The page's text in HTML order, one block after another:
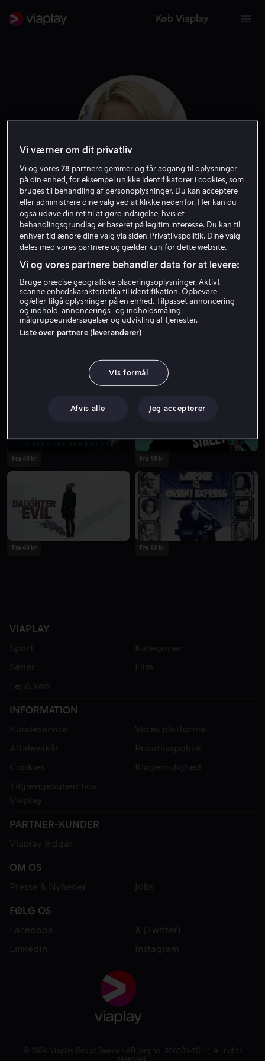
Køb Viaplay
Lucy Boynton
Skuespiller
Fra 49 kr
Fra 49 kr Fra 49 kr
Fra 49 kr Fra 49 kr
VIAPLAY
Sport
Kategorier
Serier
Film
Lej & køb
INFORMATION
Kundeservice
Vores platforme
Aftalevilkår
Privatlivspolitik
Cookies
Klagemulighed
Tilgængelighed hos
Viaplay
PARTNER-KUNDER
Viaplay indgår
OM OS
Presse & Nyheder
Jobs
FØLG OS
Facebook
X (Twitter)
LinkedIn
Instagram
© 2026 Viaplay Group Sweden AB (org.no: 556304-7041). All rights
reserved.
Vi værner om dit privatliv
Vi og vores78 partnere gemmer og får adgang til oplysninger
på din enhed, for eksempel unikke identifikatorer i cookies, som
bruges til behandling af personoplysninger. Du kan acceptere
eller administrere dine valg ved at klikke nedenfor. Her kan du
også udøve din ret til at gøre indsigelse, hvis et
behandlingsgrundlag er baseret på legitim interesse. Du kan til
enhver tid ændre dine valg via siden Privatlivspolitik. Dine valg
deles med vores partnere og gælder kun for dette website.
Vi og vores partnere behandler data for at levere:
Bruge præcise geografiske placeringsoplysninger. Aktivt
scanne enhedskarakteristika til identifikation. Opbevare
og/eller tilgå oplysninger på en enhed. Tilpasset annoncering
og indhold, annoncerings- og indholdsmåling,
målgruppeundersøgelser og udvikling af tjenester.
Liste over partnere (leverandører)
Vis formål
Afvis alle Jeg accepterer